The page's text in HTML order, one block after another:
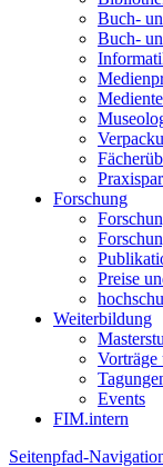
Buch-
Buch-
Forschung
Preise
Weiterbildung
Vorträge
Events
FIM.intern
Seitenpfad-